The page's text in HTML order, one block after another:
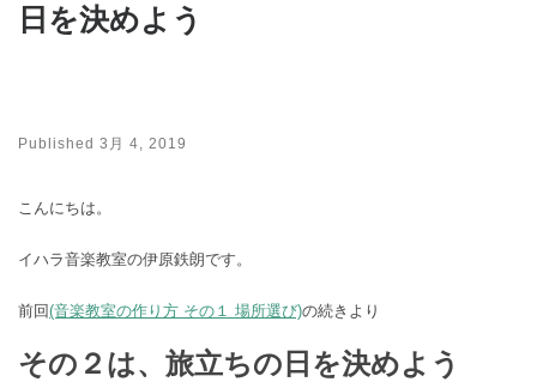
日を決めよう
Published 3月 4, 2019
こんにちは。
イハラ音楽教室の伊原鉄朗です。
前回(音楽教室の作り方 その１ 場所選び)の続きより
その２は、旅立ちの日を決めよう